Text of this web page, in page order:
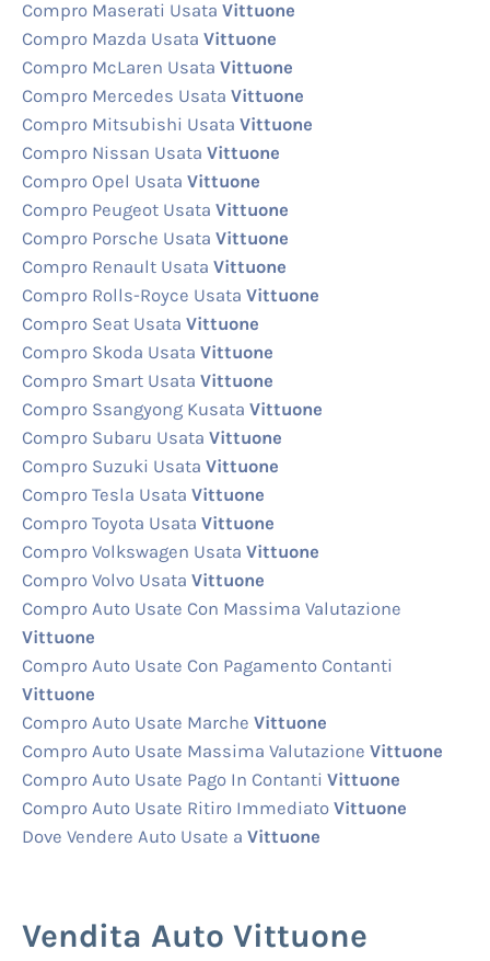
Compro Maserati Usata Vittuone
Compro Mazda Usata Vittuone
Compro McLaren Usata Vittuone
Compro Mercedes Usata Vittuone
Compro Mitsubishi Usata Vittuone
Compro Nissan Usata Vittuone
Compro Opel Usata Vittuone
Compro Peugeot Usata Vittuone
Compro Porsche Usata Vittuone
Compro Renault Usata Vittuone
Compro Rolls-Royce Usata Vittuone
Compro Seat Usata Vittuone
Compro Skoda Usata Vittuone
Compro Smart Usata Vittuone
Compro Ssangyong Kusata Vittuone
Compro Subaru Usata Vittuone
Compro Suzuki Usata Vittuone
Compro Tesla Usata Vittuone
Compro Toyota Usata Vittuone
Compro Volkswagen Usata Vittuone
Compro Volvo Usata Vittuone
Compro Auto Usate Con Massima Valutazione
Vittuone
Compro Auto Usate Con Pagamento Contanti
Vittuone
Compro Auto Usate Marche Vittuone
Compro Auto Usate Massima Valutazione Vittuone
Compro Auto Usate Pago In Contanti Vittuone
Compro Auto Usate Ritiro ImmediatoVittuone
Dove Vendere Auto Usate a Vittuone
Vendita Auto Vittuone